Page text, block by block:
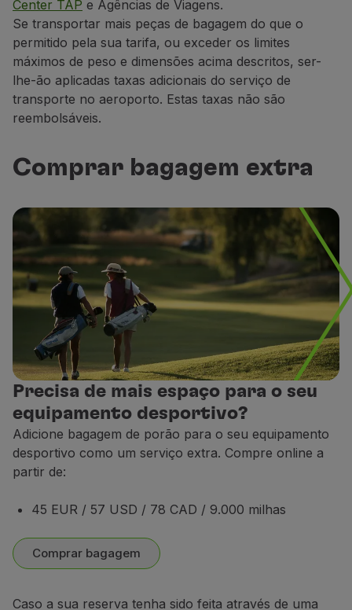
Center TAP e Agências de Viagens.
Se transportar mais peças de bagagem do que o
permitido pela sua tarifa, ou exceder os limites
máximos de peso e dimensões acima descritos, ser-
lhe-ão aplicadas taxas adicionais do serviço de
transporte no aeroporto. Estas taxas não são
reembolsáveis.
Comprar bagagem extra
Precisa de mais espaço para o seu
equipamento desportivo?
Adicione bagagem de porão para o seu equipamento
desportivo como um serviço extra. Compre online a
partir de:
45 EUR / 57 USD / 78 CAD / 9.000 milhas
Comprar bagagem
Caso a sua reserva tenha sido feita através de uma